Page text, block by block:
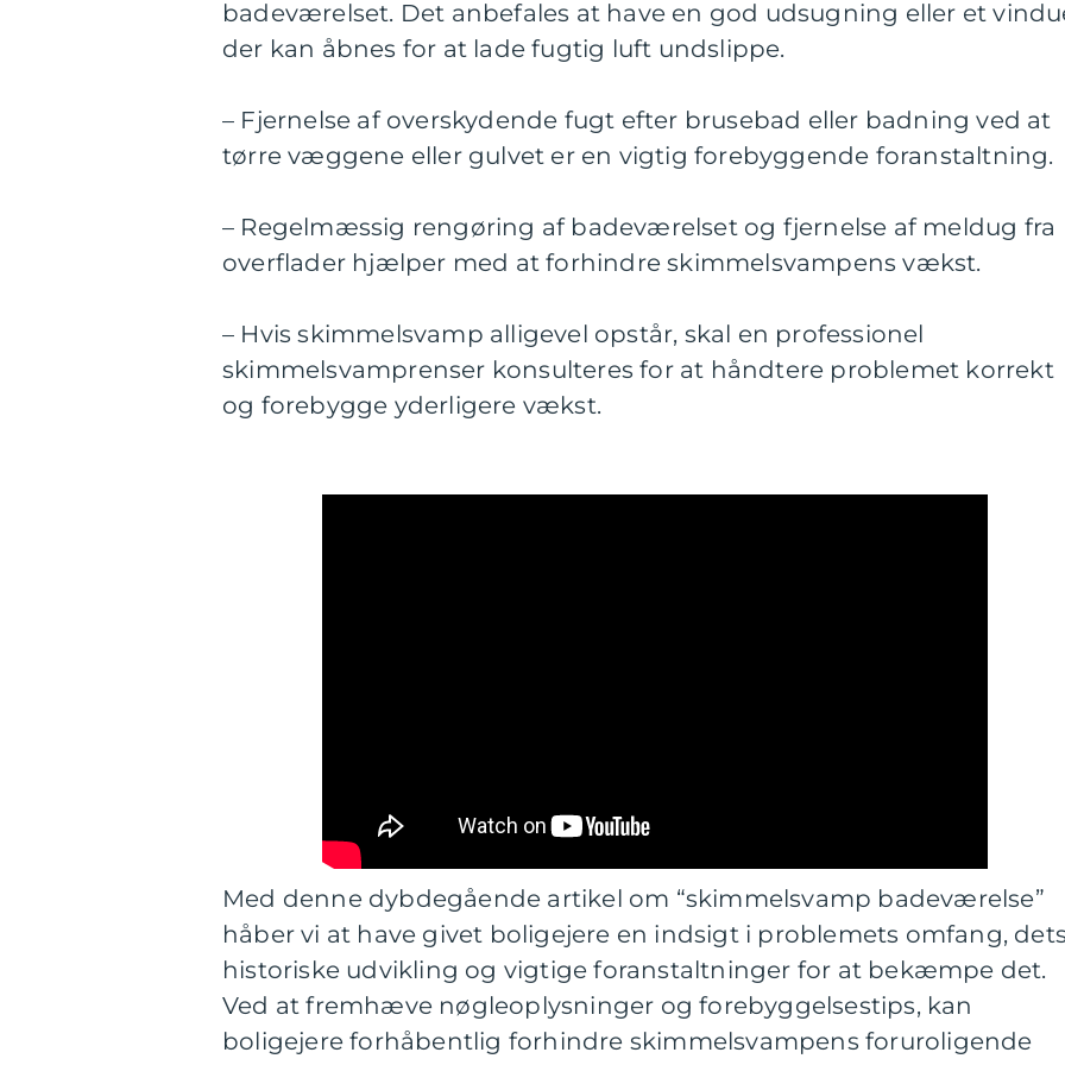
badeværelset. Det anbefales at have en god udsugning eller et
der kan åbnes for at lade fugtig luft undslippe.
– Fjernelse af overskydende fugt efter brusebad eller badning ved at
tørre væggene eller gulvet er en vigtig forebyggende foranstaltning.
– Regelmæssig rengøring af badeværelset og fjernelse af meldug fra
overflader hjælper med at forhindre skimmelsvampens vækst.
– Hvis skimmelsvamp alligevel opstår, skal en professionel
skimmelsvamprenser konsulteres for at håndtere problemet korrekt
og forebygge yderligere vækst.
Med denne dybdegående artikel om “skimmelsvamp badeværelse”
håber vi at have givet boligejere en indsigt i problemets omfang,
historiske udvikling og vigtige foranstaltninger for at bekæmpe det.
Ved at fremhæve nøgleoplysninger og forebyggelsestips, kan
boligejere forhåbentlig forhindre skimmelsvampens foruroligende